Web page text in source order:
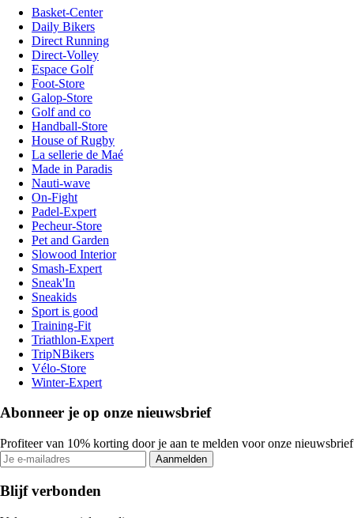
Basket-Center
Daily Bikers
Direct Running
Direct-Volley
Espace Golf
Foot-Store
Galop-Store
Golf and co
Handball-Store
House of Rugby
La sellerie de Maé
Made in Paradis
Nauti-wave
On-Fight
Padel-Expert
Pecheur-Store
Pet and Garden
Slowood Interior
Smash-Expert
Sneak'In
Sneakids
Sport is good
Training-Fit
Triathlon-Expert
TripNBikers
Vélo-Store
Winter-Expert
Abonneer je op onze nieuwsbrief
Profiteer van 10% korting door je aan te melden voor onze nieuwsbrief
Aanmelden
Blijf verbonden